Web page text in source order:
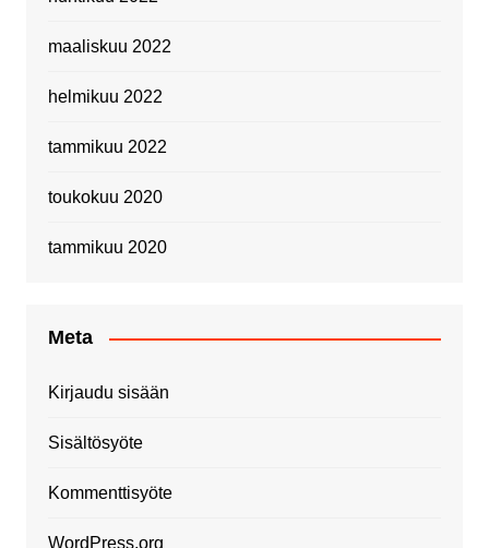
maaliskuu 2022
helmikuu 2022
tammikuu 2022
toukokuu 2020
tammikuu 2020
Meta
Kirjaudu sisään
Sisältösyöte
Kommenttisyöte
WordPress.org